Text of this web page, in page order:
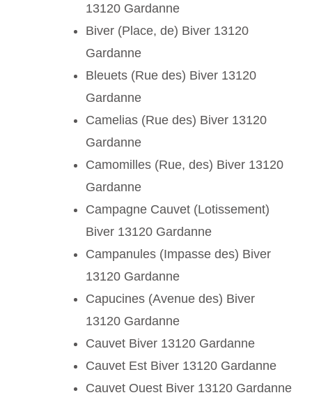
13120 Gardanne
Biver (Place, de) Biver 13120
Gardanne
Bleuets (Rue des) Biver 13120
Gardanne
Camelias (Rue des) Biver 13120
Gardanne
Camomilles (Rue, des) Biver 13120
Gardanne
Campagne Cauvet (Lotissement)
Biver 13120 Gardanne
Campanules (Impasse des) Biver
13120 Gardanne
Capucines (Avenue des) Biver
13120 Gardanne
Cauvet Biver 13120 Gardanne
Cauvet Est Biver 13120 Gardanne
Cauvet Ouest Biver 13120 Gardanne